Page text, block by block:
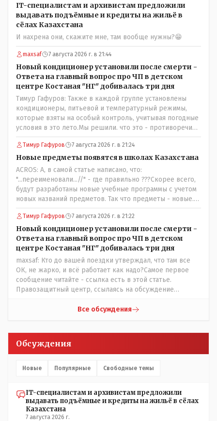
IT-специалистам и архивистам предложили
выдавать подъёмные и кредиты на жильё в
сёлах Казахстана
И нахрена они, скажите мне, там вообще нужны?😁
maxsaf 7 августа 2026 г. в 21:44
Новый кондиционер установили после смерти -
Ответа на главный вопрос про ЧП в детском
центре Костаная "НГ" добивалась три дня
Тимур Гафуров: Также в каждой группе установлены
кондиционеры, питьевой и температурный режимы,
которые взяты на особый контроль, учитывая погодные
условия в это лето.Мы решили. что это - противоречие.
Вы считаете иначе?Ну тут противоречия нет. Этот
комментарий прозвучал на следующий день после
трагедии, то есть 29 июля, когда спешно установили и
воду, и новые кондиционеры, и впервые поставили
температурный режим на контроль. То есть первая
часть - информация до трагедии, вторая часть -
информация после трагедии, когда все уже было
Тимур Гафуров 7 августа 2026 г. в 21:24
Новые предметы появятся в школах Казахстана
ACROS: А, в самой статье написано, что:
"...переименовали...//" - где правильно ???Скорее всего,
будут разработаны новые учебные программы с учетом
новых названий предметов. Так что предметы - новые.
Хоть и переименованные)
Тимур Гафуров 7 августа 2026 г. в 21:22
Новый кондиционер установили после смерти -
Ответа на главный вопрос про ЧП в детском
центре Костаная "НГ" добивалась три дня
maxsaf: Кто до вашей поездки утверждал, что там все
ОК, не жарко, и всё работает как надо?Самое первое
сообщение читайте - ссылка есть в этой статье.
Правозащитный центр, ссылаясь на обсуждение
прислали ему в виде аудиосообщений, пишет, что
настоящему времени их установили только в
помещениях, предназначенных для административно-
установлены кондиционеры, питьевой и температурный
противоречие. Вы считаете иначе?
Все обсуждения
Обсуждения
Новые Популярные Свободные темы
IT-специалистам и архивистам предложили
выдавать подъёмные и кредиты на жильё в сёлах
Казахстана
7 августа 2026 г.